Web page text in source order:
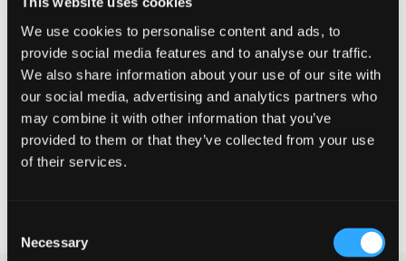
We use cookies to personalise content and ads, to
provide social media features and to analyse our traffic.
We also share information about your use of our site with
our social media, advertising and analytics partners who
may combine it with other information that you’ve
provided to them or that they’ve collected from your use
of their services.
Selection
Necessary
Liten Perfekt
VÄLJ STORLEK